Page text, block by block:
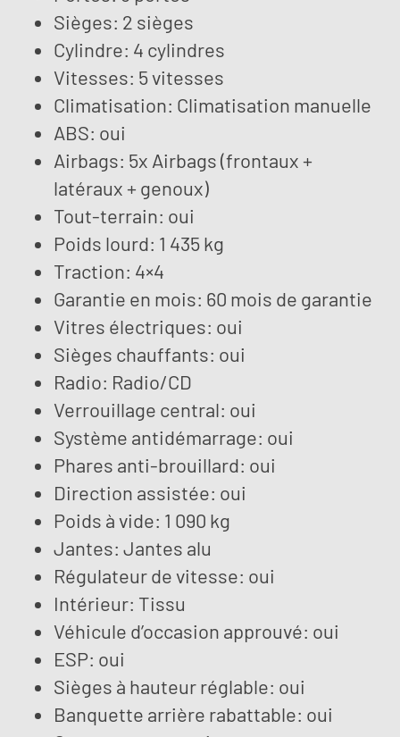
Sièges: 2 sièges
Cylindre: 4 cylindres
Vitesses: 5 vitesses
Climatisation: Climatisation manuelle
ABS: oui
Airbags: 5x Airbags (frontaux +
latéraux + genoux)
Tout-terrain: oui
Poids lourd: 1 435 kg
Traction: 4×4
Garantie en mois: 60 mois de garantie
Vitres électriques: oui
Sièges chauffants: oui
Radio: Radio/CD
Verrouillage central: oui
Système antidémarrage: oui
Phares anti-brouillard: oui
Direction assistée: oui
Poids à vide: 1 090 kg
Jantes: Jantes alu
Régulateur de vitesse: oui
Intérieur: Tissu
Véhicule d’occasion approuvé: oui
ESP: oui
Sièges à hauteur réglable: oui
Banquette arrière rabattable: oui